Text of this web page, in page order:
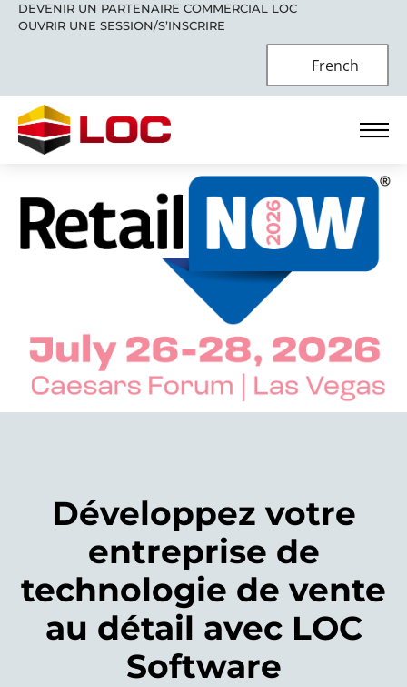
DEVENIR UN PARTENAIRE COMMERCIAL LOC
OUVRIR UNE SESSION/S’INSCRIRE
French
Développez votre
entreprise de
technologie de vente
au détail avec LOC
Software